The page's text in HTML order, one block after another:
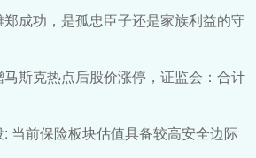
成功，是孤忠臣子还是家族利益的守
斯克热点后股价涨停，证监会：合计
当前保险板块估值具备较高安全边际